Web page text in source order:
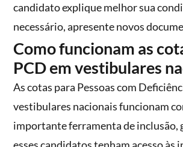
candidato explique melhor sua
necessário, apresente novos
Como funcionam as
PCD em vestibulares
As cotas para Pessoas com
vestibulares nacionais funcionam
importante ferramenta de inclusão,